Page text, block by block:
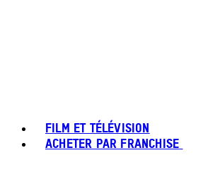
FILM ET TÉLÉVISION
ACHETER PAR FRANCHISE